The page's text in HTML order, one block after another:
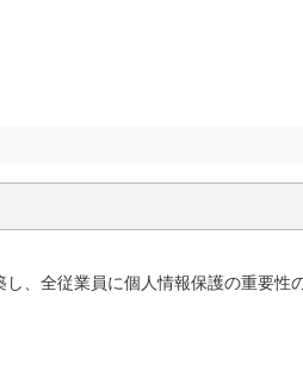
、全従業員に個人情報保護の重要性